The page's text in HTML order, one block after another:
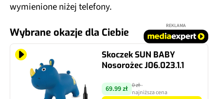
wymienione niżej telefony.
Wybrane okazje dla Ciebie
REKLAMA
Skoczek SUN BABY
Nosorożec J06.023.1.1
69.99 zł 0 zł-
najniższa cena